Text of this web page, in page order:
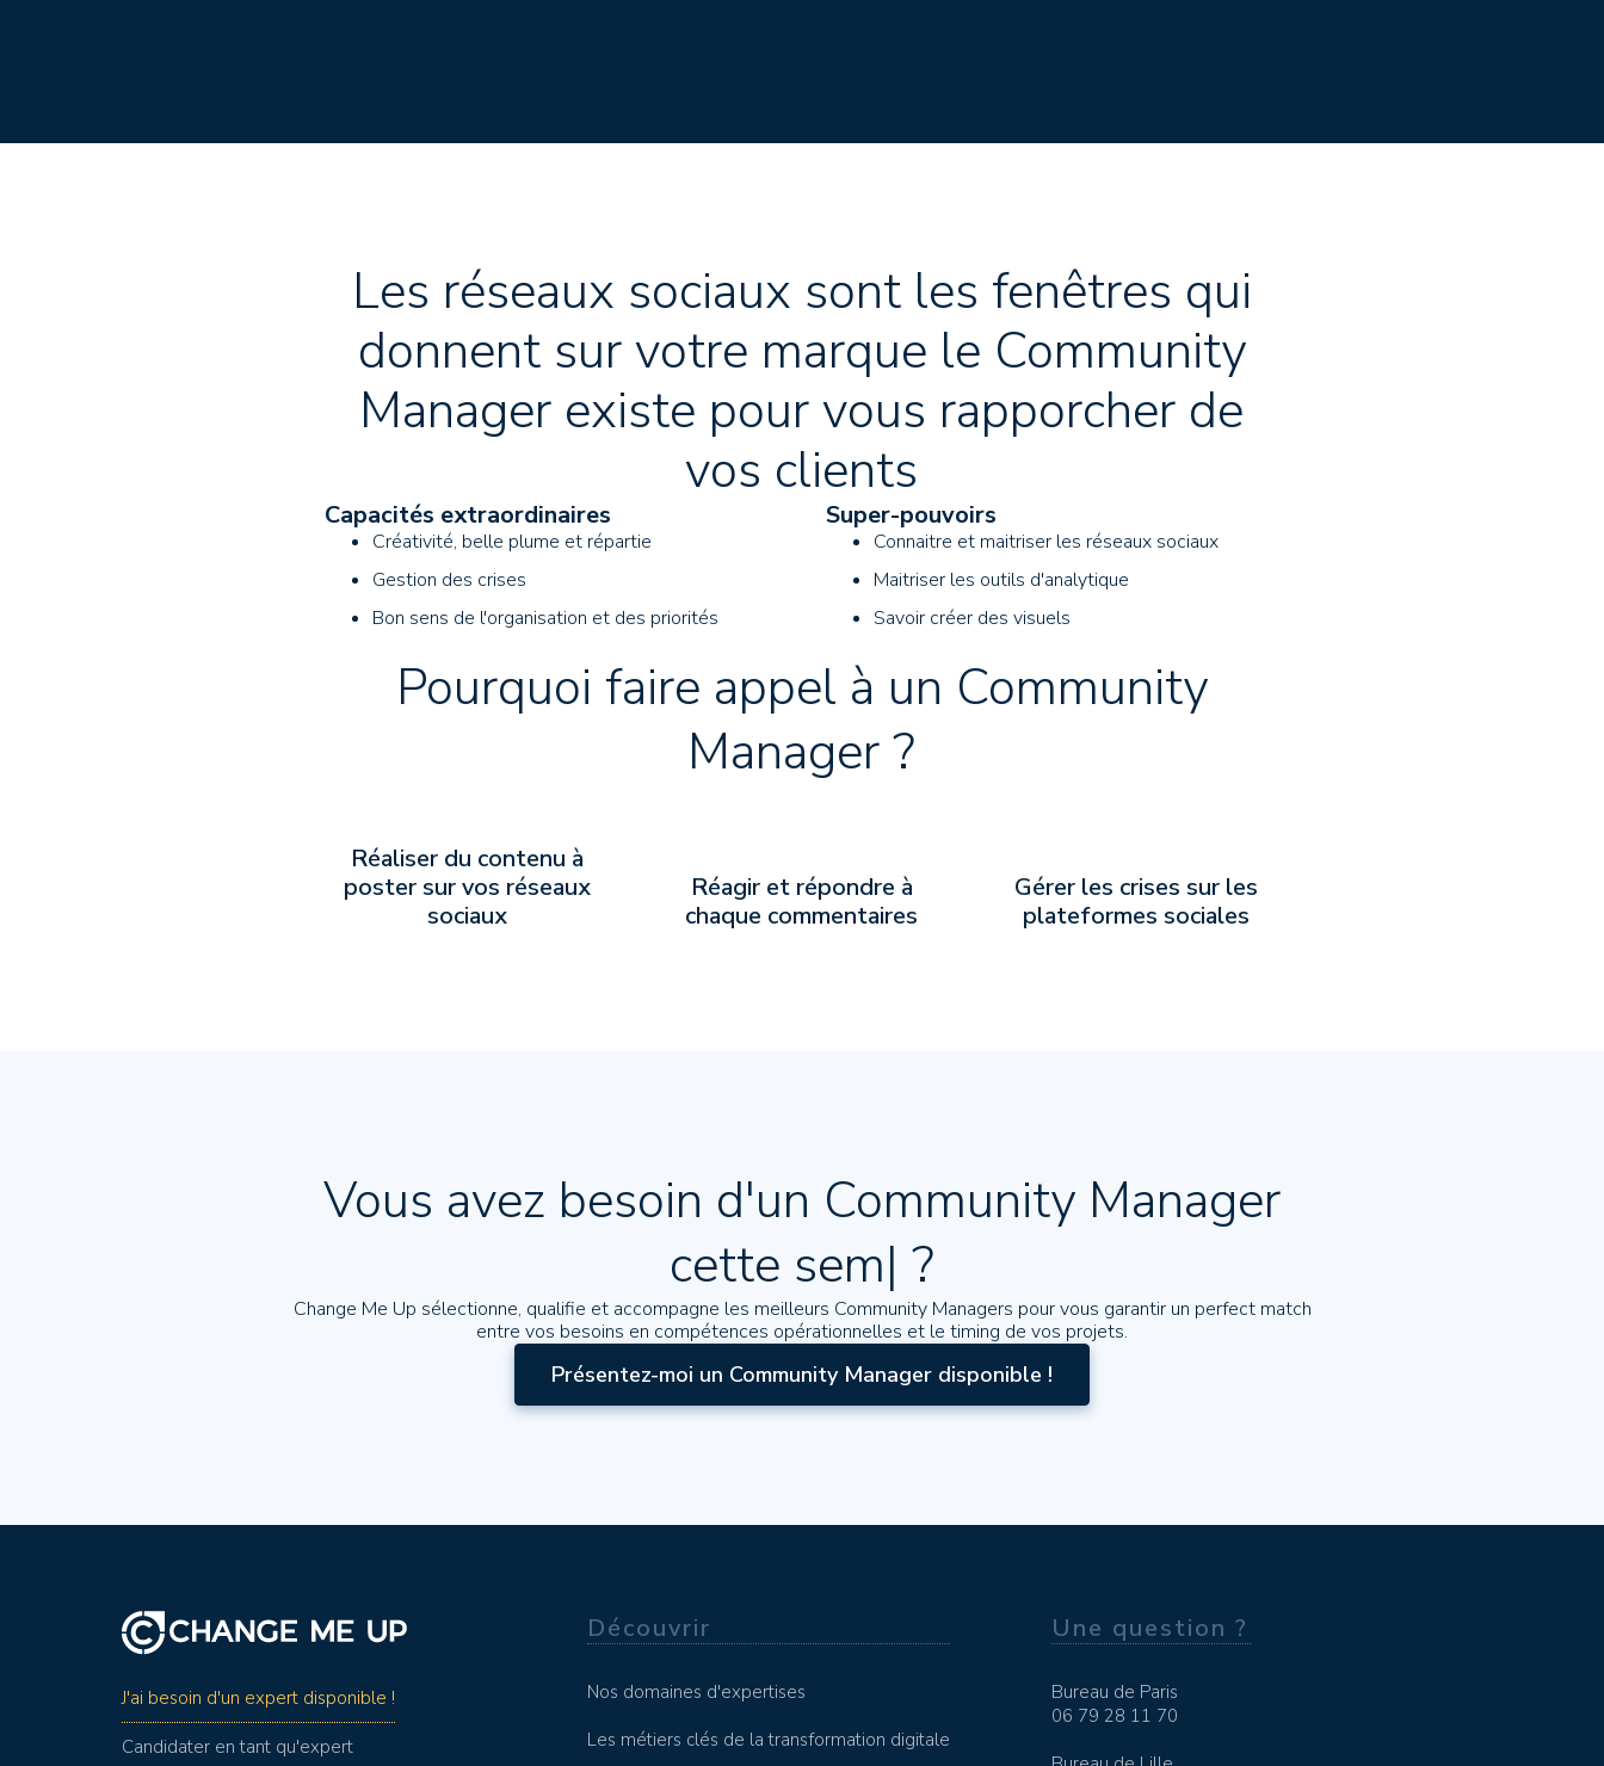
Les réseaux sociaux sont les fenêtres qui
donnent sur votre marque le Community
Manager existe pour vous rapporcher de
vos clients
Capacités extraordinaires
Créativité, belle plume et répartie
Gestion des crises
Bon sens de l'organisation et des priorités
Super-pouvoirs
Connaitre et maitriser les réseaux sociaux
Maitriser les outils d'analytique
Savoir créer des visuels
Pourquoi faire appel à un Community
Manager ?
Réaliser du contenu à
poster sur vos réseaux
sociaux
Réagir et répondre à
chaque commentaires
Gérer les crises sur les
plateformes sociales
Vous avez besoin d'un Community Manager
cette semaine|
Change Me Up sélectionne, qualifie et accompagne les meilleurs Community Managers pour vous garantir un perfect match
entre vos besoins en compétences opérationnelles et le timing de vos projets.
Présentez-moi un Community Manager disponible !
J'ai besoin d'un expert disponible !
Candidater en tant qu'expert
Découvrir
Nos domaines d'expertises
Les métiers clés de la transformation digitale
Une question ?
Bureau de Paris
06 79 28 11 70